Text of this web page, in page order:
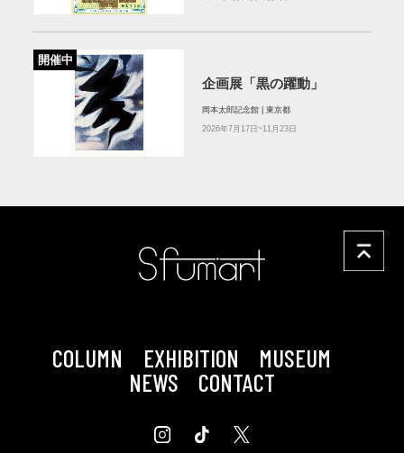
開催中
企画展「黒の躍動」
岡本太郎記念館 | 東京都
2026年7月17日~11月23日
COLUMN EXHIBITION
MUSEUM
NEWS
CONTACT